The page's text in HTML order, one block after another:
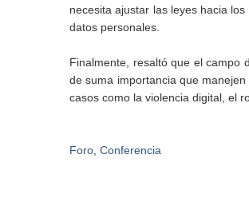
necesita ajustar las leyes hacia
datos personales.
Finalmente, resaltó que el campo
de suma importancia que
casos como la violencia digital, el
Foro, Conferencia